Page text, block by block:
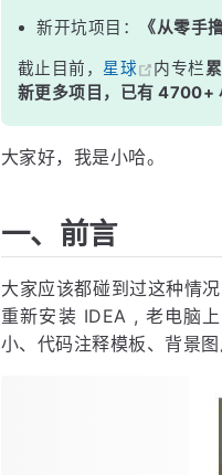
新开坑项目： 《从零手
截止目前， 星球 内专栏
新更多项目，已有 4700+
大家好，我是小哈。
一、前言
大家应该都碰到过这种情
重新安装 IDEA , 老电脑
小、代码注释模板、背景